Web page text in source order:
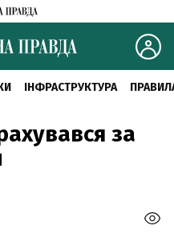
ІНФРАСТРУКТУРА
за